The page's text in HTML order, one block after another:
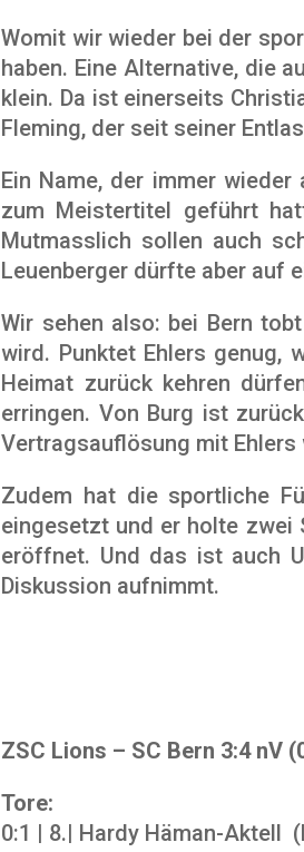
Womit wir wieder bei der
haben. Eine Alternative, die
klein. Da ist einerseits
Fleming, der seit seiner
Ein Name, der immer
zum Meistertitel geführt
Mutmasslich sollen auch
Leuenberger dürfte aber auf
Wir sehen also: bei Bern
wird. Punktet Ehlers genug,
Heimat zurück kehren
erringen. Von Burg ist
Vertragsauflösung mit
Zudem hat die sportliche
eingesetzt und er holte zwei
eröffnet. Und das ist auch
Diskussion aufnimmt.
ZSC Lions – SC Bern 3:4 nV
Tore:
0:1 | 8.| Hardy Häman-Aktell